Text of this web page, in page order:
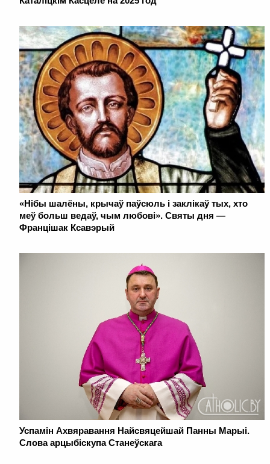
«Нібы шалёны, крычаў паўсюль і заклікаў тых, хто
меў больш ведаў, чым любові». Святы дня —
Францішак Ксавэрый
Успамін Ахвяравання Найсвяцейшай Панны Марыі.
Слова арцыбіскупа Станеўскага